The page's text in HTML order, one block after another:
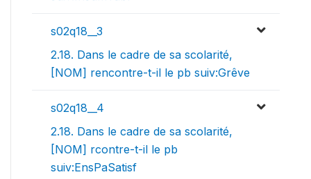
s02q18__3
2.18. Dans le cadre de sa scolarité,
[NOM] rencontre-t-il le pb suiv:Grêve
s02q18__4
2.18. Dans le cadre de sa scolarité,
[NOM] rcontre-t-il le pb
suiv:EnsPaSatisf